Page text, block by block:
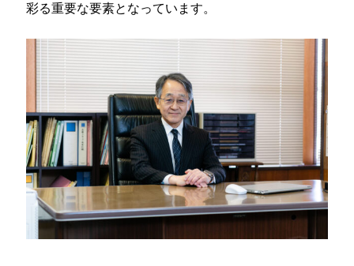
彩る重要な要素となっています。